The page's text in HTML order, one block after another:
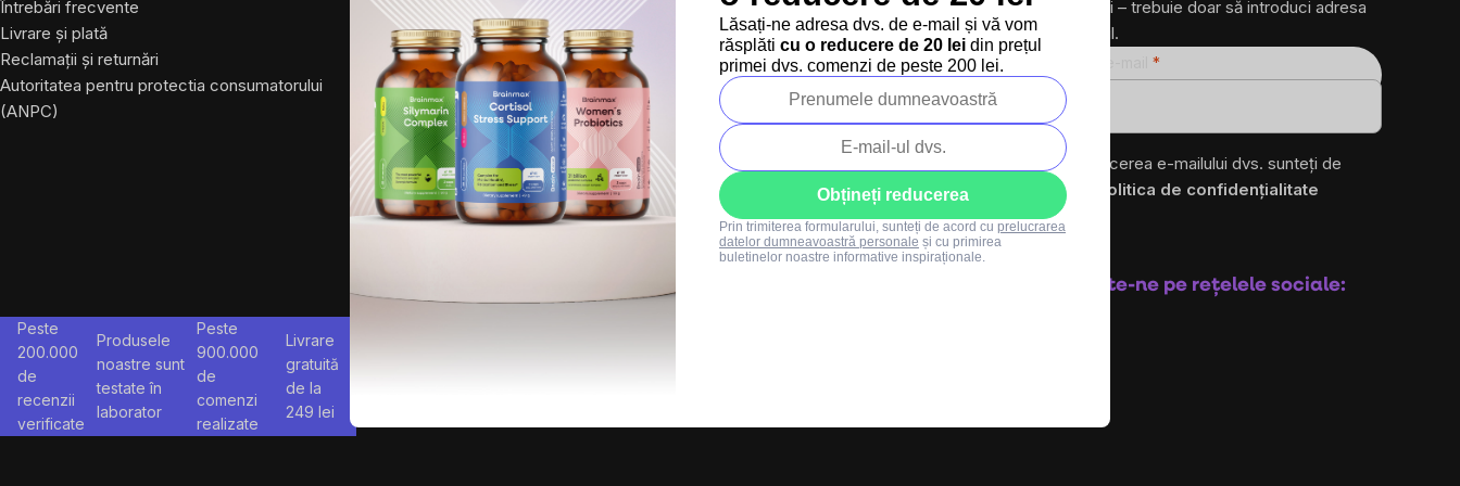
Întrebări frecvente
Livrare și plată
Reclamații și returnări
Autoritatea pentru protectia consumatorului
(ANPC)
Regulament SUMMER
SALE
+40 373 811 716
Luni-vineri: 8:00-16:00
info@brainmarket.ro
produse noi – trebuie doar să introduci adresa
ta de e-mail.
Prin introducerea e-mailului dvs. sunteți de
acord cu
politica de confidențialitate
Urmărește-ne pe rețelele sociale:
Peste
200.000
de
recenzii
verificate
Produsele
noastre sunt
testate în
laborator
Peste
900.000
de
comenzi
realizate
Livrare
gratuită
de la
249 lei
Lăsați-ne adresa dvs. de e-mail și vă vom
răsplăti cu o reducere de 20 lei din prețul
primei dvs. comenzi de peste 200 lei.
Obțineți reducerea
Prin trimiterea formularului, sunteți de acord cu prelucrarea
datelor dumneavoastră personale și cu primirea
buletinelor noastre informative inspiraționale.